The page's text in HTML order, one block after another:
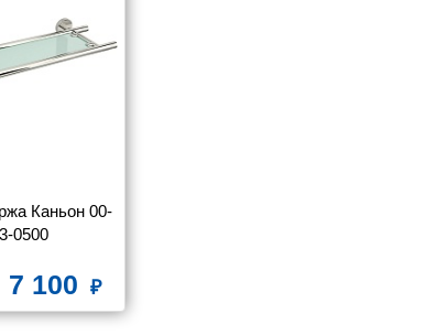
Каньон 00-
0500
7 100